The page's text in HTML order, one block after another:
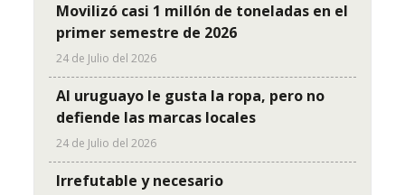
Movilizó casi 1 millón de toneladas en el
primer semestre de 2026
24 de Julio del 2026
Al uruguayo le gusta la ropa, pero no
defiende las marcas locales
24 de Julio del 2026
Irrefutable y necesario